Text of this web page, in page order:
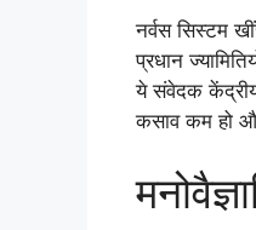
नर्वस सिस्टम
प्रधान
ये संवेदक
कसाव कम हो